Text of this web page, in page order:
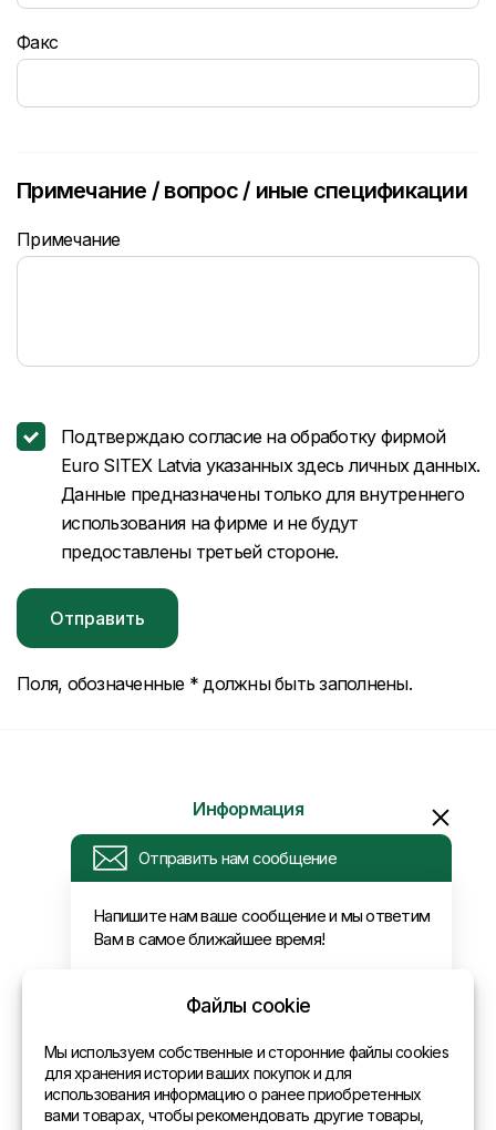
Факс
Примечание / вопрос / иные спецификации
Примечание
Подтверждаю согласие на обработку фирмой
Euro SITEX Latvia указанных здесь личных данных.
Данные предназначены только для внутреннего
использования на фирме и не будут
предоставлены третьей стороне.
Отправить
Поля, обозначенные * должны быть заполнены.
Отправить нам сообщение
Напишите нам ваше сообщение и мы ответим
Информация
Запрос
Новости
Оплата и доставка
Политика конфиденциальности
Контакты
Общая информация
Файлы cookie
Мы используем собственные и сторонние файлы cookies
для хранения истории ваших покупок и для
использования информацию о ранее приобретенных
вами товарах, чтобы рекомендовать другие товары,